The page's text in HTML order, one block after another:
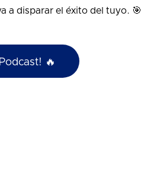
a disparar el éxito del tuyo. 🎯
🔥